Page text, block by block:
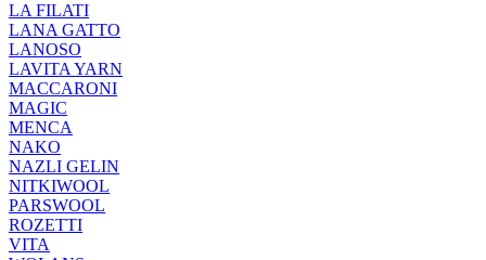
LA FILATI
LANA GATTO
LANOSO
LAVITA YARN
MACCARONI
MAGIC
MENCA
NAKO
NAZLI GELIN
NITKIWOOL
PARSWOOL
ROZETTI
VITA